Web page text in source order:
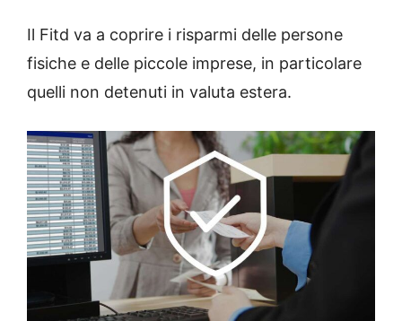
Il Fitd va a coprire i risparmi delle persone
fisiche e delle piccole imprese, in particolare
quelli non detenuti in valuta estera.